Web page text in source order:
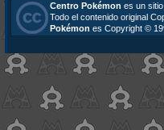
Centro Pokémon es un
Todo el contenido original
Pokémon es Copyright ©